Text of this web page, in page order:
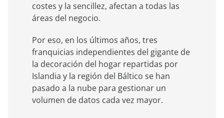
costes y la sencillez, afectan a todas las
áreas del negocio.
Por eso, en los últimos años, tres
franquicias independientes del gigante de
la decoración del hogar repartidas por
Islandia y la región del Báltico se han
pasado a la nube para gestionar un
volumen de datos cada vez mayor.